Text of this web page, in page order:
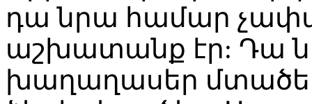
դա նրա համար
աշխատանք էր: Դա
խաղաղասեր